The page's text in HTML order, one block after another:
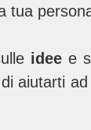
tua
idee e
aiutarti